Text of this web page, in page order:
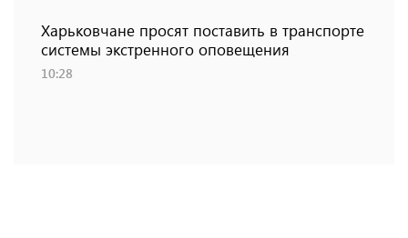
Харьковчане просят поставить в транспорте
системы экстренного оповещения
10:28